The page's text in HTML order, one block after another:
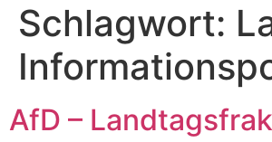
Schlagwort:
AfD –